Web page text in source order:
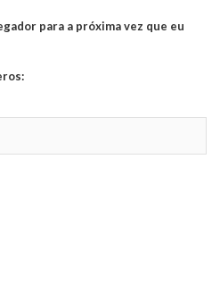
para a próxima vez que eu